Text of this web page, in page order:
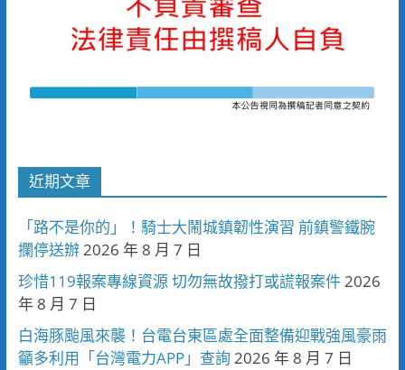
近期文章
「路不是你的」！騎士大鬧城鎮韌性演習 前鎮警鐵腕
攔停送辦2026 年 8 月 7 日
珍惜119報案專線資源 切勿無故撥打或謊報案件2026
年 8 月 7 日
白海豚颱風來襲！台電台東區處全面整備迎戰強風豪雨
籲多利用「台灣電力APP」查詢 2026 年 8 月 7 日